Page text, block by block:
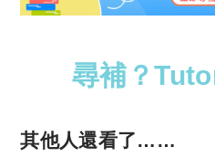
尋補？
其他人還看了……